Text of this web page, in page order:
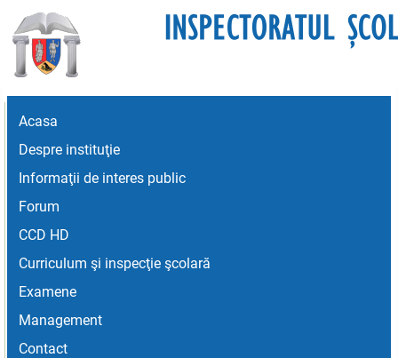
Acasa
Despre instituţie
Informaţii de interes public
Forum
CCD HD
Curriculum şi inspecţie şcolară
Examene
Management
Contact